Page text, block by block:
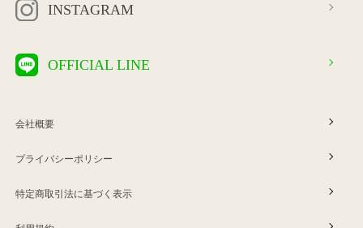
INSTAGRAM
OFFICIAL LINE
会社概要
プライバシーポリシー
特定商取引法に基づく表示